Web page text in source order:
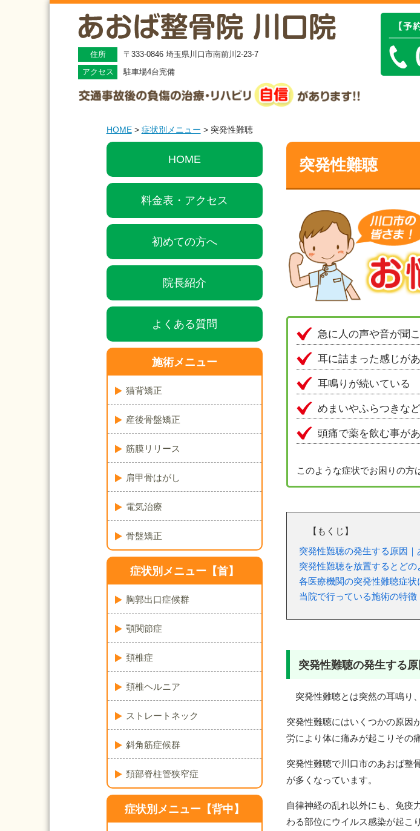
住所
〒333-0846 埼玉県川口市南前川2-23-7
アクセス
駐車場4台完備
HOME> 症状別メニュー > 突発性難聴
突発性難聴
急に人の声や音が聞
耳に詰まった感じが
耳鳴りが続いている
めまいやふらつきな
頭痛で薬を飲む事が
このような症状でお困りの方
【もくじ】
突発性難聴の発生する原因
突発性難聴を放置するとど
各医療機関の突発性難聴症
当院で行っている施術の特
突発性難聴の発生する
突発性難聴とは突然の耳鳴り
突発性難聴にはいくつかの原因
労により体に痛みが起こりその
突発性難聴で川口市のあおば整
が多くなっています。
自律神経の乱れ以外にも、免疫
わる部位にウイルス感染が起こ
HOME
料金表・アクセス
初めての方へ
院長紹介
よくある質問
施術メニュー
猫背矯正
産後骨盤矯正
筋膜リリース
肩甲骨はがし
電気治療
骨盤矯正
症状別メニュー【首】
胸郭出口症候群
顎関節症
頚椎症
頚椎ヘルニア
ストレートネック
斜角筋症候群
頚部脊柱管狭窄症
症状別メニュー【背中】